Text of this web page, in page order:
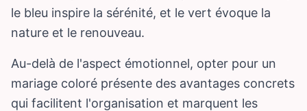
le bleu inspire la sérénité, et le vert évoque la
nature et le renouveau.
Au-delà de l'aspect émotionnel, opter pour un
mariage coloré présente des avantages concrets
qui facilitent l'organisation et marquent les